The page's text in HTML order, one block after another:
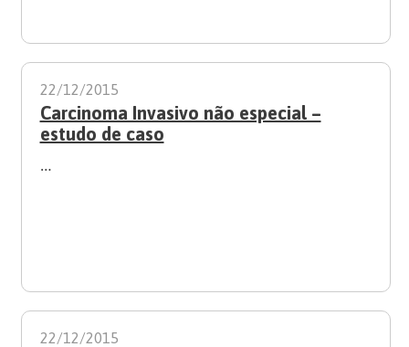
22/12/2015
Carcinoma Invasivo não especial –
estudo de caso
…
22/12/2015